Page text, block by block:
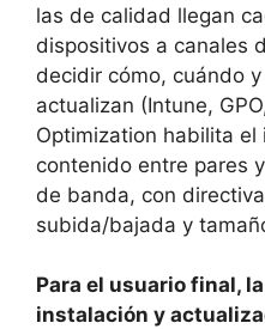
las de calidad llegan
dispositivos a canales
decidir cómo, cuándo
actualizan (Intune,
Optimization habilita el
contenido entre pares
de banda, con
subida/bajada y
Para el usuario final,
instalación y